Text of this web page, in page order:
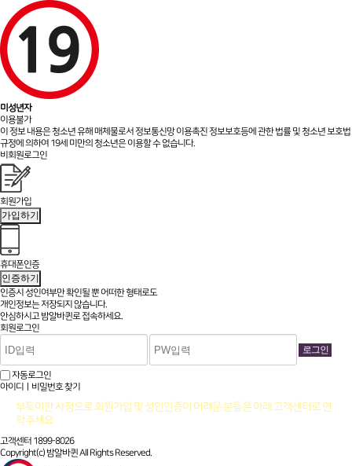
미성년자
이용불가
이 정보 내용은 청소년 유해 매체물로서 정보통신망 이용촉진 정보보호등에 관한 법률 및 청소년 보호법
규정에 의하여 19세 미만의 청소년은 이용할 수 없습니다.
비회원로그인
회원가입
가입하기
휴대폰인증
인증하기
인증시 성인여부만 확인될 뿐어떠한 형태로도
개인정보는 저장되지 않습니다.
안심하시고 밤알바퀸로 접속하세요.
회원로그인
자동로그인
아이디ㅣ비밀번호 찾기
부득이한 사정으로 회원가입 및 성인인증이 어려운 분들은 아래 고객센터로 연
락주세요
고객센터 1899-8026
Copyright(c) 밤알바퀸 All Rights Reserved.